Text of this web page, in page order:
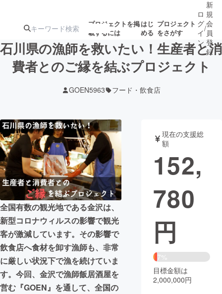
プロジェクトを掲
載するには
はじ
める
プロジェクト
をさがす
ジェクト
募集終了が近いプ
ロジェクト
アート・写真 音楽
テクノロジー・ガジェット ゲーム・サ
映像・映画
ビジネス・起業
まちづくり・地域活性化
CAMPFIRE for Social Good
CAMPFIRE Creation
CAMPFIREふるさと納税machi-ya コミュニティ
ロ
グ
イ
ン
/
新
規
会
員
登
録
石川県の漁師を救いたい！生産者と消
費者とのご縁を結ぶプロジェクト
GOEN5963 フード・飲食店
全国有数の観光地である金沢は、
新型コロナウィルスの影響で観光
客が激減しています。その影響で
飲食店へ食材を卸す漁師も、非常
に厳しい状況下で漁を続けていま
す。今回、金沢で漁師飯居酒屋を
営む『GOEN』を通して、全国の
現在の支援総
額
152,
780
円
7%
目標金額は
2,000,000円